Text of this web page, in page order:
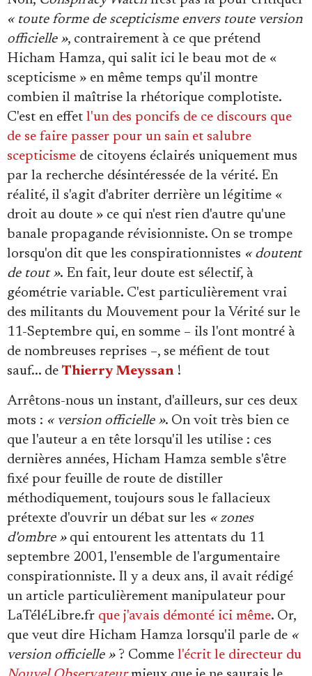
« toute forme de scepticisme envers toute version
officielle », contrairement à ce que prétend
Hicham Hamza, qui salit ici le beau mot de «
scepticisme » en même temps qu'il montre
combien il maîtrise la rhétorique complotiste.
C'est en effet l'un des poncifs de ce discours que
de se faire passer pour un sain et salubre
scepticisme de citoyens éclairés uniquement mus
par la recherche désintéressée de la vérité. En
réalité, il s'agit d'abriter derrière un légitime «
droit au doute » ce qui n'est rien d'autre qu'une
banale propagande révisionniste. On se trompe
lorsqu'on dit que les conspirationnistes « doutent
de tout ». En fait, leur doute est sélectif, à
géométrie variable. C'est particulièrement vrai
des militants du Mouvement pour la Vérité sur le
11-Septembre qui, en somme – ils l'ont montré à
de nombreuses reprises –, se méfient de tout
sauf... de Thierry Meyssan !
Arrêtons-nous un instant, d'ailleurs, sur ces deux
mots : « version officielle ». On voit très bien ce
que l'auteur a en tête lorsqu'il les utilise : ces
dernières années, Hicham Hamza semble s'être
fixé pour feuille de route de distiller
méthodiquement, toujours sous le fallacieux
prétexte d'ouvrir un débat sur les « zones
d'ombre »qui entourent les attentats du 11
septembre 2001, l'ensemble de l'argumentaire
conspirationniste. Il y a deux ans, il avait rédigé
un article particulièrement manipulateur pour
LaTéléLibre.fr que j'avais démonté ici même. Or,
que veut dire Hicham Hamza lorsqu'il parle de «
version officielle »? Comme l'écrit le directeur du